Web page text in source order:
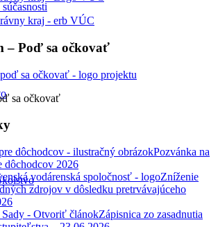
– Poď sa očkovať
sa očkovať
Pozvánka na
dôchodcov 2026
Zníženie
zdrojov v dôsledku pretrvávajúceho
Zápisnica zo zasadnutia